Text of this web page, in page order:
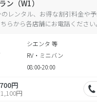
ン（W1）
のレンタル、お得な割引料金や
らから各店舗にお電話ください。
シエンタ 等
RV・ミニバン
08:00-20:00
円
円